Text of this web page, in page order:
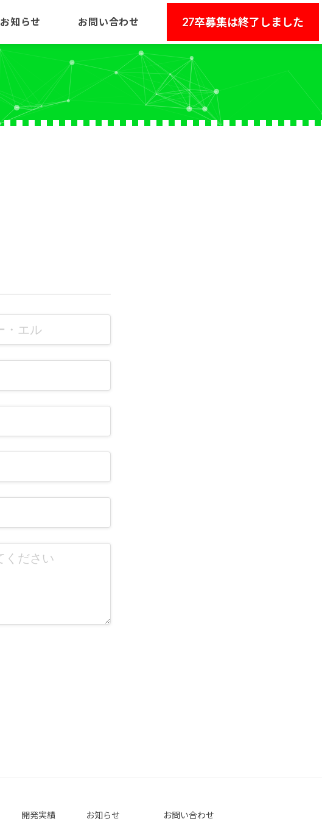
お知らせ お問い合わせ 27卒募集は終了しました
開発実績 お知らせ お問い合わせ